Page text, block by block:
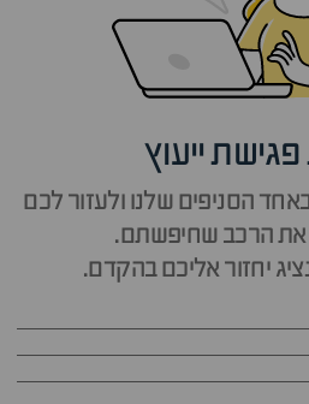
ייעוץ
הסניפים שלנו ולעזור לכם
את הרכב שחיפשתם.
יחזור אליכם בהקדם.